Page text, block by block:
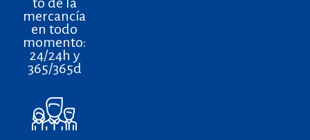
mercancía
en todo
momento:
24/24h y
365/365d